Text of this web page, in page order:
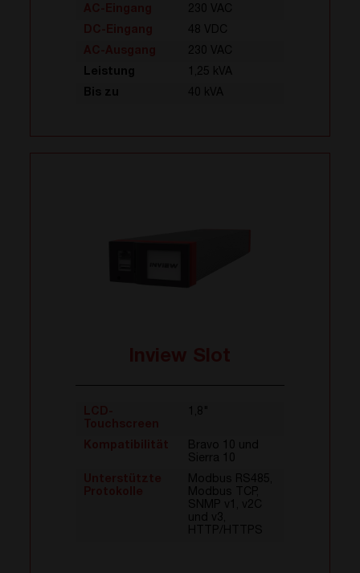
230 VAC
48 VDC
230 VAC
Leistung
1,25 kVA
Bis zu
40 kVA
1,8"
Bravo 10 und
Sierra 10
Modbus RS485,
Modbus TCP,
SNMP v1, v2C
und v3,
HTTP/HTTPS